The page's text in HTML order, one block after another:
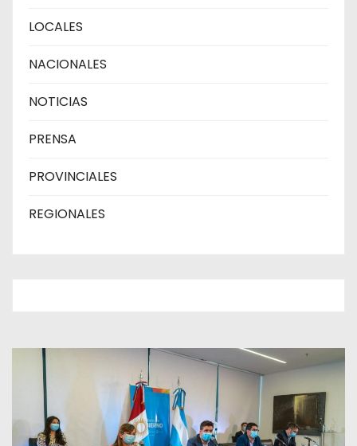
LOCALES
NACIONALES
NOTICIAS
PRENSA
PROVINCIALES
REGIONALES